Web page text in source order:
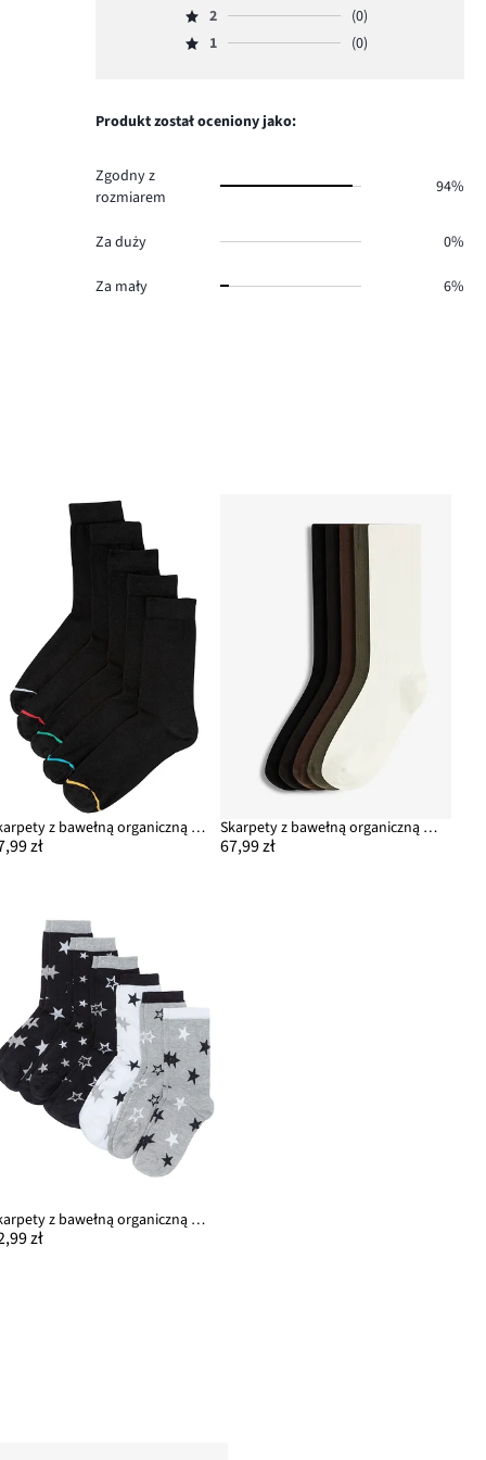
głosów
ilość
głosów
3,
ilość
Ocena
2,
0.
2
(0)
Ocena
głosów
1 (0)
Produkt został oceniony jako:
Zgodny z
rozmiarem
94%
Za duży 0%
Za mały 6%
Skarpety z bawełną organiczną (5 par)
zł
Skarpety z bawełną organiczną (5 par)
67,99 zł
Skarpety z bawełną organiczną (6 par)
zł